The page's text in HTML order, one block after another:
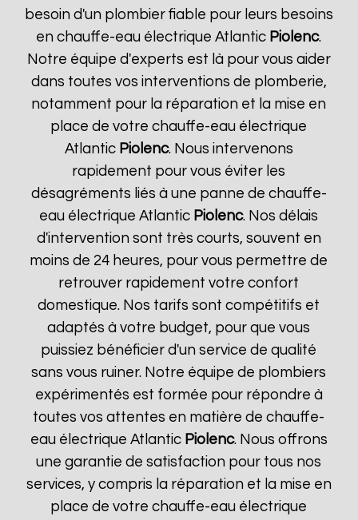
besoin d'un plombier fiable pour leurs besoins
en chauffe-eau électrique Atlantic Piolenc.
Notre équipe d'experts est là pour vous aider
dans toutes vos interventions de plomberie,
notamment pour la réparation et la mise en
place de votre chauffe-eau électrique
Atlantic Piolenc. Nous intervenons
rapidement pour vous éviter les
désagréments liés à une panne de chauffe-
eau électrique Atlantic Piolenc. Nos délais
d'intervention sont très courts, souvent en
moins de 24 heures, pour vous permettre de
retrouver rapidement votre confort
domestique. Nos tarifs sont compétitifs et
adaptés à votre budget, pour que vous
puissiez bénéficier d'un service de qualité
sans vous ruiner. Notre équipe de plombiers
expérimentés est formée pour répondre à
toutes vos attentes en matière de chauffe-
eau électrique Atlantic Piolenc. Nous offrons
une garantie de satisfaction pour tous nos
services, y compris la réparation et la mise en
place de votre chauffe-eau électrique